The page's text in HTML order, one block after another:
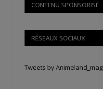
CONTENU SPONSORISÉ
RÉSEAUX SOCIAUX
Tweets by Animeland_mag